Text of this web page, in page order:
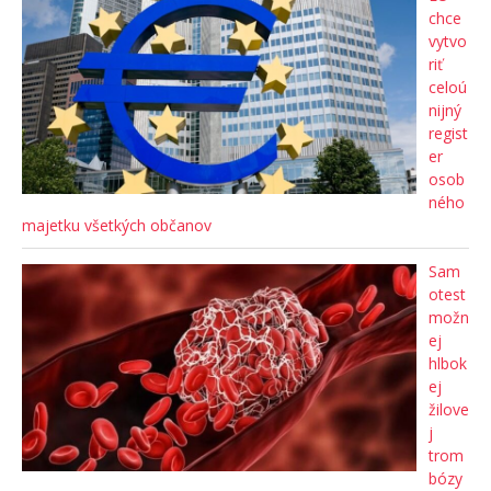
chce
vytvo
riť
celoú
nijný
regist
er
osob
ného
majetku všetkých občanov
Sam
otest
možn
ej
hlbok
ej
žilove
j
trom
bózy